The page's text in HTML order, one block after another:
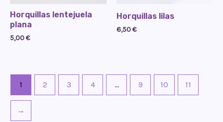
Horquillas lentejuela
plana
5,00€
Horquillas lilas
6,50€
1 2 3 4 … 9 10 11
→